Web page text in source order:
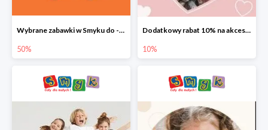
Wybrane zabawki w Smyku do -50%
50%
Dodatkowy rabat 10% na akcesoria dziecięce
10%